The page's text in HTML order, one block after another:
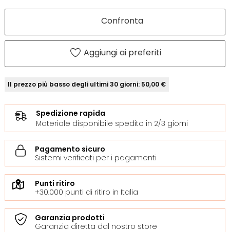
Confronta
Aggiungi ai preferiti
Il prezzo più basso degli ultimi 30 giorni: 50,00 €
Spedizione rapida
Materiale disponibile spedito in 2/3 giorni
Pagamento sicuro
Sistemi verificati per i pagamenti
Punti ritiro
+30.000 punti di ritiro in Italia
Garanzia prodotti
Garanzia diretta dal nostro store